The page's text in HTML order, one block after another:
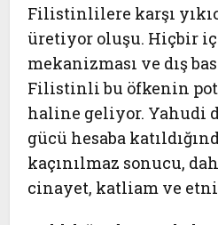
Filistinlilere karşı
üretiyor oluşu. Hiçbir
mekanizması ve dış
Filistinli bu öfkenin
haline geliyor. Yahudi
gücü hesaba
kaçınılmaz sonucu,
cinayet, katliam ve